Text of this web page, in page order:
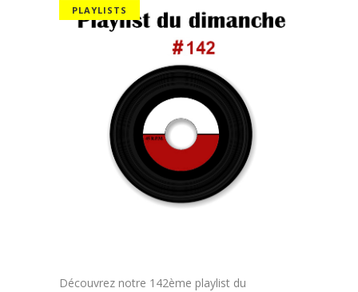
PLAYLISTS
Découvrez notre 142ème playlist du